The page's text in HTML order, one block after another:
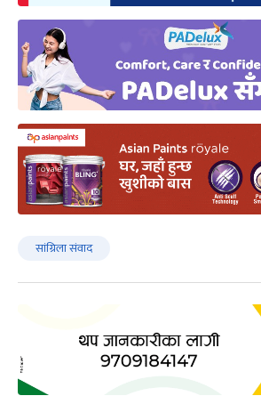
सांग्रिला संवाद